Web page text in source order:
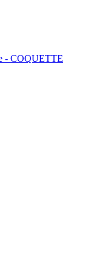
- COQUETTE